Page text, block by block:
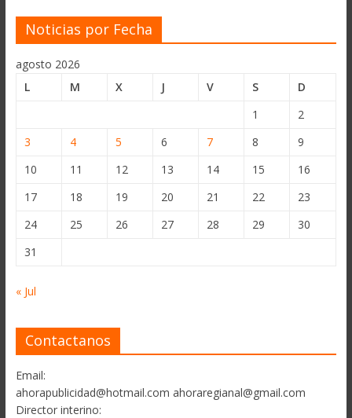
Noticias por Fecha
agosto 2026
L
M X J V S
D
1
2
3
4 5 6 7 8
9
10
11 12 13 14 15
16
17
18 19 20 21 22
23
24
25 26 27 28 29
30
31
« Jul
Contactanos
Email:
ahorapublicidad@hotmail.com ahoraregianal@gmail.com
Director interino: